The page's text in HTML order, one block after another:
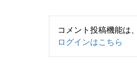
コメント投稿機能は
ログインはこちら